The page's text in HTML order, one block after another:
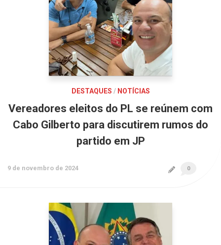
DESTAQUES / NOTÍCIAS
Vereadores eleitos do PL se reúnem com
Cabo Gilberto para discutirem rumos do
partido em JP
0
9 de novembro de 2024